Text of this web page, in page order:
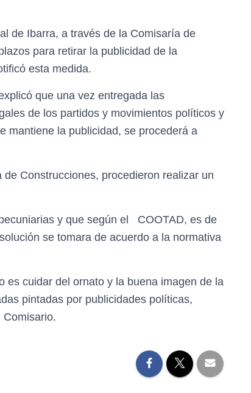
de Ibarra, a través de la Comisaría de
para retirar la publicidad de la
esta medida.
que una vez entregada las
de los partidos y movimientos políticos y
mantiene la publicidad, se procederá a
Construcciones, procedieron realizar un
y que según el COOTAD, es de
se tomara de acuerdo a la normativa
es cuidar del ornato y la buena imagen de la
pintadas por publicidades políticas,
Comisario.